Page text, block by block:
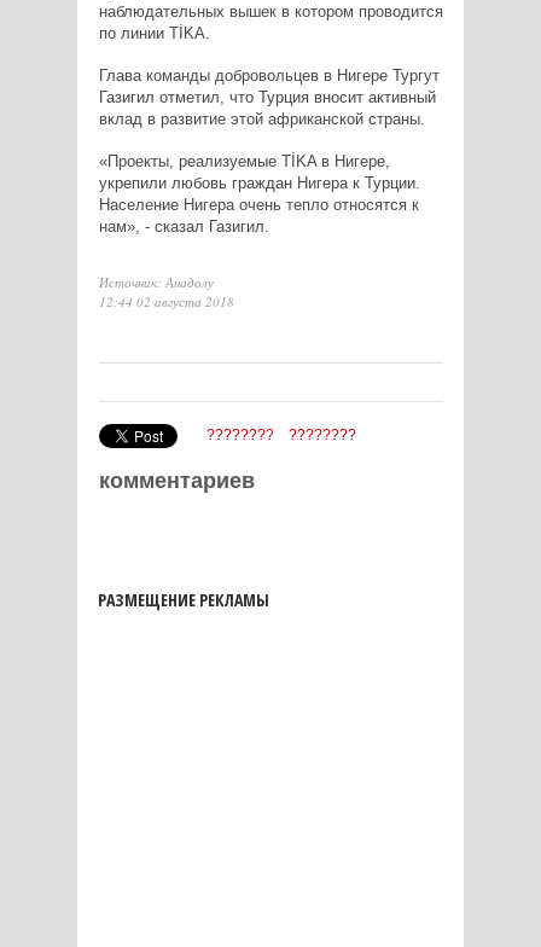
наблюдательных вышек в котором проводится
по линии TİKA.
Глава команды добровольцев в Нигере Тургут
Газигил отметил, что Турция вносит активный
вклад в развитие этой африканской страны.
«Проекты, реализуемые TİKA в Нигере,
укрепили любовь граждан Нигера к Турции.
Население Нигера очень тепло относятся к
нам», - сказал Газигил.
Источник: Анадолу
12:44 02 августа 2018
???????? ????????
комментариев
РАЗМЕЩЕНИЕ РЕКЛАМЫ